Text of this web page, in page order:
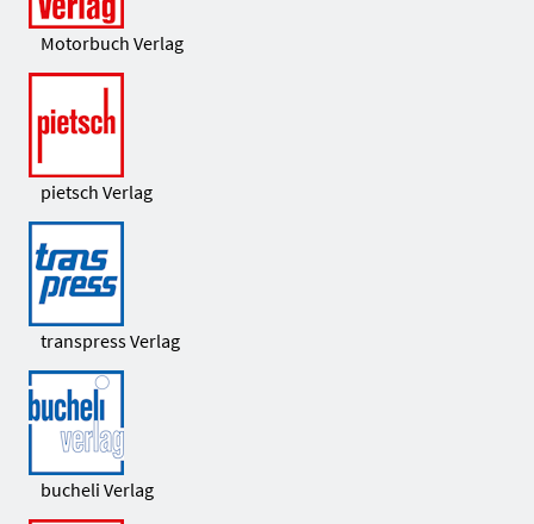
Motorbuch Verlag
pietsch Verlag
transpress Verlag
bucheli Verlag